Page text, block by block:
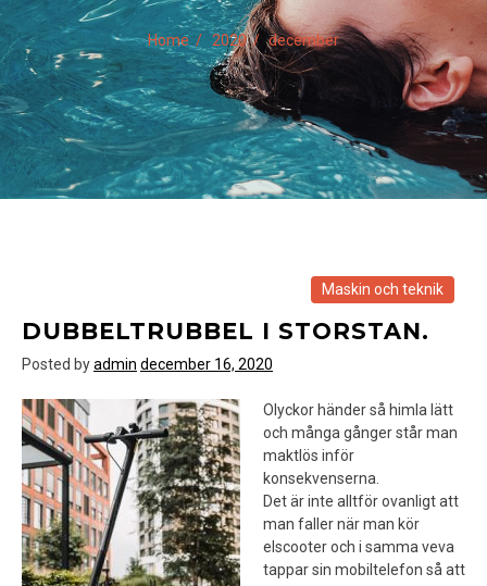
Home 2020 december
Maskin och teknik
DUBBELTRUBBEL I STORSTAN.
Posted byadmin december 16, 2020
Olyckor händer så himla lätt
och många gånger står man
maktlös inför
konsekvenserna.
Det är inte alltför ovanligt att
man faller när man kör
elscooter och i samma veva
tappar sin mobiltelefon så att